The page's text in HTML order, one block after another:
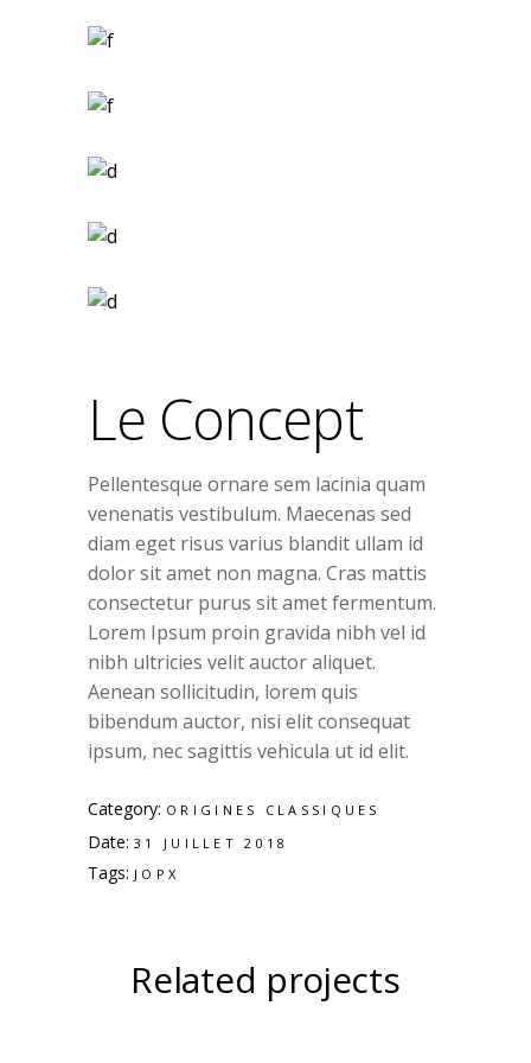
Le Concept
Pellentesque ornare sem lacinia quam
venenatis vestibulum. Maecenas sed
diam eget risus varius blandit ullam id
dolor sit amet non magna. Cras mattis
consectetur purus sit amet fermentum.
Lorem Ipsum proin gravida nibh vel id
nibh ultricies velit auctor aliquet.
Aenean sollicitudin, lorem quis
bibendum auctor, nisi elit consequat
ipsum, nec sagittis vehicula ut id elit.
Category: ORIGINES CLASSIQUES
Date: 31 JUILLET 2018
Tags: JOPX
Related projects